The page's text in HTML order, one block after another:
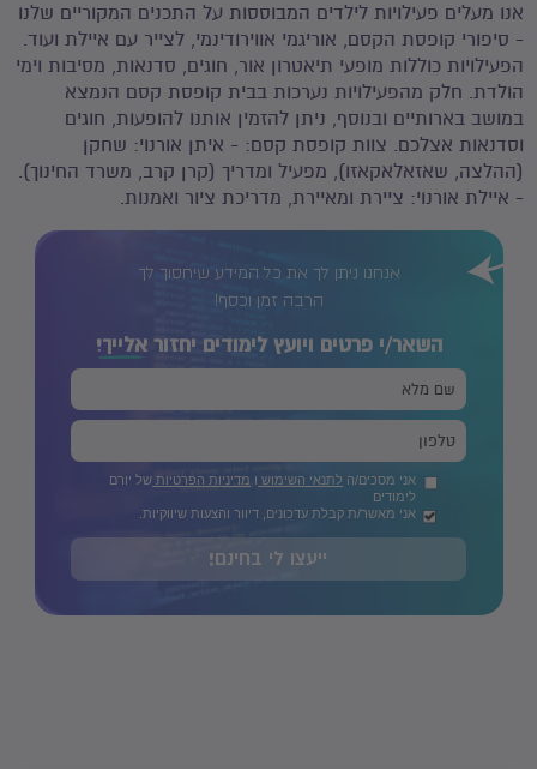
אנו מעלים פעילויות לילדים המבוססות על התכנים המקוריים שלנו
- סיפורי קופסת הקסם, אוריגמי אווירודינמי, לצייר עם איילת ועוד.
הפעילויות כוללות מופעי תיאטרון אור, חוגים, סדנאות, מסיבות וימי
הולדת. חלק מהפעילויות נערכות בבית קופסת קסם הנמצא
במושב בארותיים ובנוסף, ניתן להזמין אותנו להופעות, חוגים
וסדנאות אצלכם. צוות קופסת קסם: - איתן אורנוי: שחקן
(ההלצה, שאזאלאקאזו), מפעיל ומדריך (קרן קרב, משרד החינוך).
- איילת אורנוי: ציירת ומאיירת, מדריכת ציור ואמנות.
אנחנו ניתן לך את כל המידע שיחסוך לך
הרבה זמן וכסף!
השאר/י פרטים ויועץ לימודים יחזוראלייך!
אני מסכים/ה לתנאי השימוש ו מדיניות הפרטיות של יורם
לימודים
אני מאשר/ת קבלת עדכונים, דיוור והצעות שיווקיות.
ייעצו לי בחינם!